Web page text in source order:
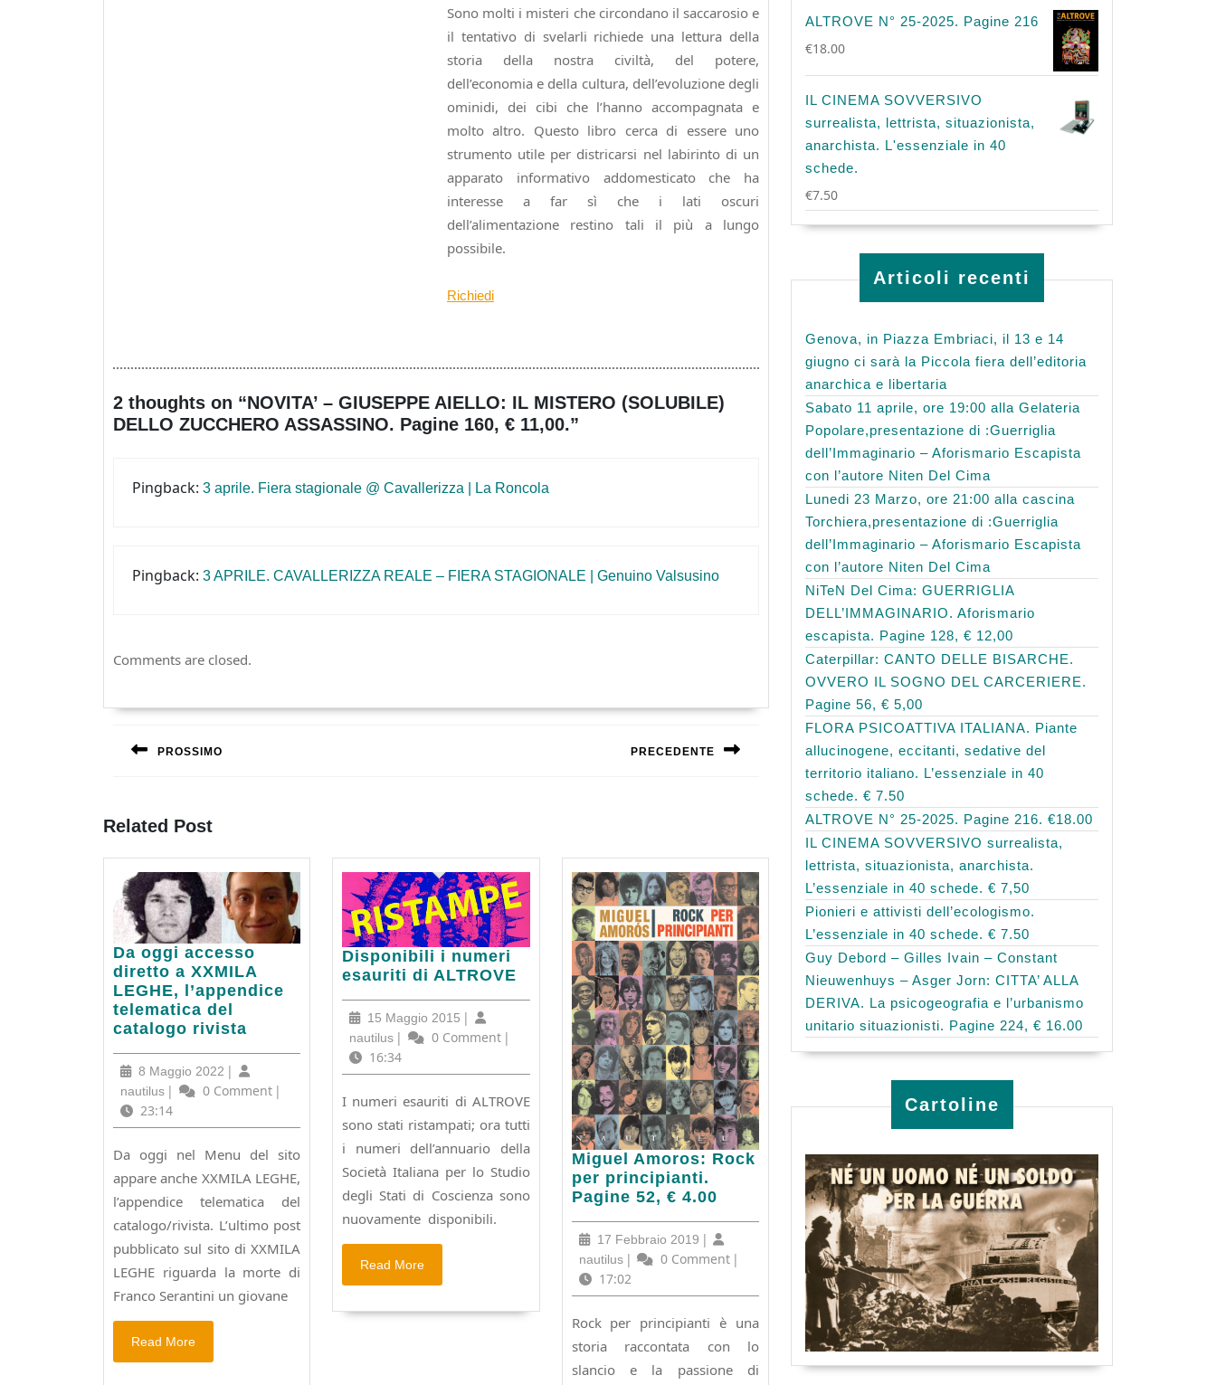
Sono molti i misteri che circondano il saccarosio e
il tentativo di svelarli richiede una lettura della
storia della nostra civiltà, del potere,
dell’economia e della cultura, dell’evoluzione degli
ominidi, dei cibi che l’hanno accompagnata e
molto altro. Questo libro cerca di essere uno
strumento utile per districarsi nel labirinto di un
apparato informativo addomesticato che ha
interesse a far sì che i lati oscuri
dell’alimentazione restino tali il più a lungo
possibile.
Richiedi
2 thoughts on “NOVITA’ – GIUSEPPE AIELLO: IL MISTERO (SOLUBILE)
DELLO ZUCCHERO ASSASSINO. Pagine 160, € 11,00.”
Pingback: 3 aprile. Fiera stagionale @ Cavallerizza | La Roncola
Pingback: 3 APRILE. CAVALLERIZZA REALE – FIERA STAGIONALE | Genuino Valsusino
Comments are closed.
Navigazione
articoli
PROSSIMO PRECEDENTE
Related Post
Da oggi accesso
diretto a XXMILA
LEGHE, l’appendice
telematica del
catalogo rivista
Da
oggi
accesso
diretto
a
LEGHE,
l’appendice
telematica
del
rivista
8 Maggio 2022 8
Maggio
|
nautilus nautilus
| 0 Comment |
23:14
Da oggi nel Menu del sito
appare anche XXMILA LEGHE,
l’appendice telematica del
catalogo/rivista. L’ultimo post
pubblicato sul sito di XXMILA
LEGHE riguarda la morte di
Franco Serantini un giovane
Read More
Disponibili i numeri
esauriti di ALTROVE
Disponibili
i
esauriti
ALTROVE
15 Maggio 2015 15
Maggio
|
nautilus nautilus
| 0 Comment |
16:34
I numeri esauriti di ALTROVE
sono stati ristampati; ora tutti
i numeri dell’annuario della
Società Italiana per lo Studio
degli Stati di Coscienza sono
nuovamente disponibili.
Read More
Miguel Amoros: Rock
per principianti.
Pagine 52, € 4.00
Miguel
Amoros:
Rock
principianti.
Pagine
52,
17 Febbraio 201917
Febbraio
|
nautilusnautilus
| 0 Comment |
17:02
Rock per principianti è una
storia raccontata con lo
slancio e la passione di
ALTROVE N° 25-2025. Pagine 216
€18.00
IL CINEMA SOVVERSIVO
surrealista, lettrista, situazionista,
anarchista. L'essenziale in 40
schede.
€7.50
Articoli recenti
Genova, in Piazza Embriaci, il 13 e 14
giugno ci sarà la Piccola fiera dell’editoria
anarchica e libertaria
Sabato 11 aprile, ore 19:00 alla Gelateria
Popolare,presentazione di :Guerriglia
dell’Immaginario – Aforismario Escapista
con l’autore Niten Del Cima
Lunedi 23 Marzo, ore 21:00 alla cascina
Torchiera,presentazione di :Guerriglia
dell’Immaginario – Aforismario Escapista
con l’autore Niten Del Cima
NiTeN Del Cima: GUERRIGLIA
DELL’IMMAGINARIO. Aforismario
escapista. Pagine 128, € 12,00
Caterpillar: CANTO DELLE BISARCHE.
OVVERO IL SOGNO DEL CARCERIERE.
Pagine 56, € 5,00
FLORA PSICOATTIVA ITALIANA. Piante
allucinogene, eccitanti, sedative del
territorio italiano. L’essenziale in 40
schede. € 7.50
ALTROVE N° 25-2025. Pagine 216. €18.00
IL CINEMA SOVVERSIVO surrealista,
lettrista, situazionista, anarchista.
L’essenziale in 40 schede. € 7,50
Pionieri e attivisti dell’ecologismo.
L’essenziale in 40 schede. € 7.50
Guy Debord – Gilles Ivain – Constant
Nieuwenhuys – Asger Jorn: CITTA’ ALLA
DERIVA. La psicogeografia e l’urbanismo
unitario situazionisti. Pagine 224, € 16.00
Cartoline